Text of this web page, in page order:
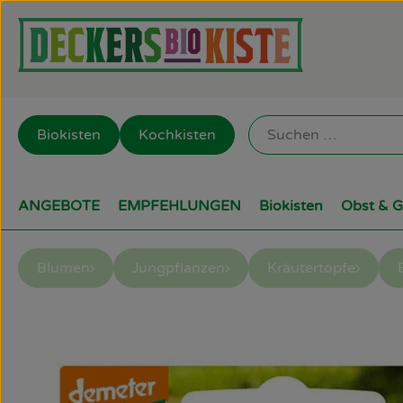
Biokisten Kochkisten
ANGEBOTE EMPFEHLUNGEN Biokisten Obst &
Blumen Jungpflanzen Kräutertöpfe